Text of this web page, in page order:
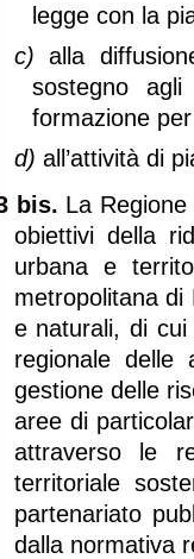
legge con la
c)alla
sostegno
formazione
d) all’attività di
bis. La
obiettivi della
urbana e
metropolitana
e naturali, di
regionale delle
gestione delle
aree di
attraverso le
territoriale
partenariato
dalla normativa